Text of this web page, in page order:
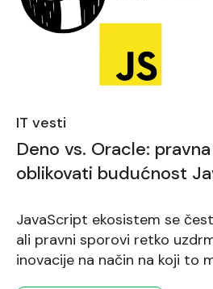
IT vesti
Deno vs. Oracle:
oblikovati budućnost
JavaScript ekosistem se
ali pravni sporovi retko
inovacije na način na koji to